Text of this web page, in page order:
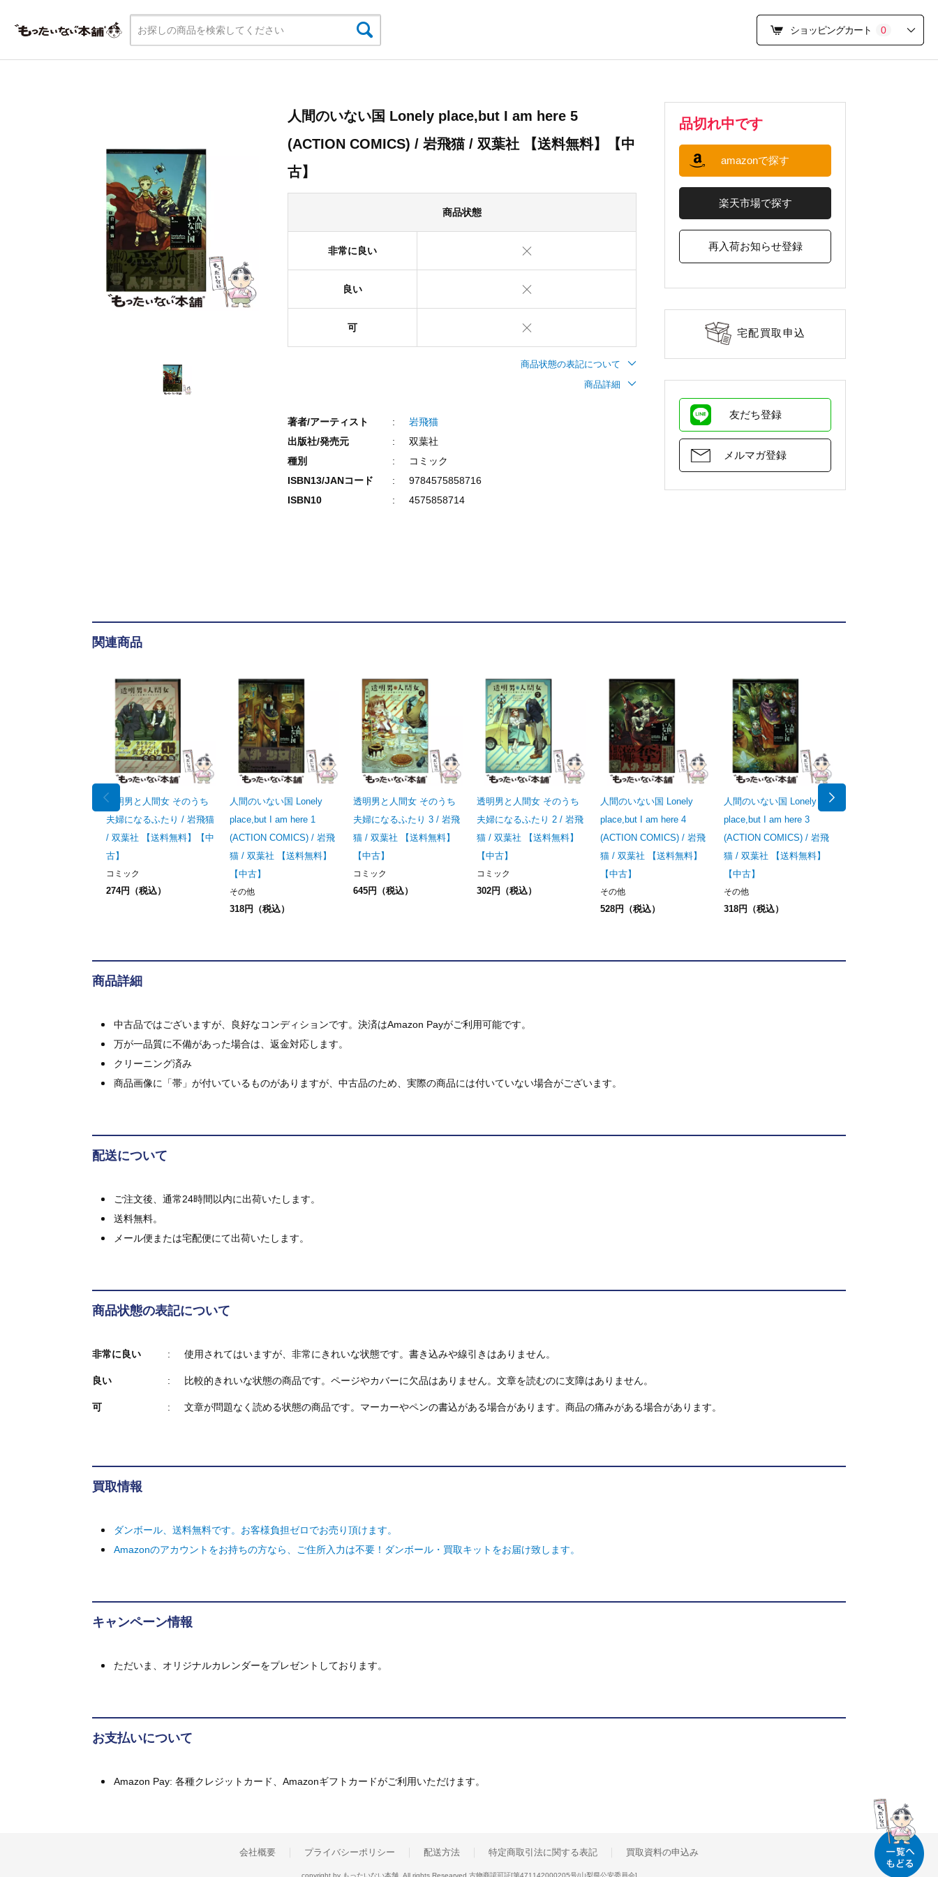
ショッピングカート 0
品切れ中です
amazonで探す
楽天市場で探す
再入荷お知らせ登録
宅配買取申込
友だち登録
メルマガ登録
人間のいない国 Lonely place,but I am here 5
(ACTION COMICS) / 岩飛猫 / 双葉社 【送料無料】【中
古】
商品状態
非常に良い
良い
可
商品状態の表記について
商品詳細
著者/アーティスト
岩飛猫
出版社/発売元
双葉社
種別
コミック
ISBN13/JANコード
9784575858716
ISBN10
4575858714
関連商品
透明男と人間女 そのうち
夫婦になるふたり / 岩飛猫
/ 双葉社 【送料無料】【中
古】
コミック
274円（税込）
人間のいない国 Lonely
place,but I am here 1
(ACTION COMICS) / 岩飛
猫 / 双葉社 【送料無料】
【中古】
その他
318円（税込）
透明男と人間女 そのうち
夫婦になるふたり 3 / 岩飛
猫 / 双葉社 【送料無料】
【中古】
コミック
645円（税込）
透明男と人間女 そのうち
夫婦になるふたり 2 / 岩飛
猫 / 双葉社 【送料無料】
【中古】
コミック
302円（税込）
人間のいない国 Lonely
place,but I am here 4
(ACTION COMICS) / 岩飛
猫 / 双葉社 【送料無料】
【中古】
その他
528円（税込）
人間のいない国 Lonely
place,but I am here 3
(ACTION COMICS) / 岩飛
猫 / 双葉社 【送料無料】
【中古】
その他
318円（税込）
商品詳細
中古品ではございますが、良好なコンディションです。決済はAmazon Payがご利用可能です。
万が一品質に不備があった場合は、返金対応します。
クリーニング済み
商品画像に「帯」が付いているものがありますが、中古品のため、実際の商品には付いていない場合がございます。
配送について
ご注文後、通常24時間以内に出荷いたします。
送料無料。
メール便または宅配便にて出荷いたします。
商品状態の表記について
非常に良い 使用されてはいますが、非常にきれいな状態です。書き込みや線引きはありません。
良い 比較的きれいな状態の商品です。ページやカバーに欠品はありません。文章を読むのに支障はありません。
可 文章が問題なく読める状態の商品です。マーカーやペンの書込がある場合があります。商品の痛みがある場合があります。
買取情報
ダンボール、送料無料です。お客様負担ゼロでお売り頂けます。
Amazonのアカウントをお持ちの方なら、ご住所入力は不要！ダンボール・買取キットをお届け致します。
キャンペーン情報
ただいま、オリジナルカレンダーをプレゼントしております。
お支払いについて
Amazon Pay: 各種クレジットカード、Amazonギフトカードがご利用いただけます。
会社概要 プライバシーポリシー 配送方法 特定商取引法に関する表記 買取資料の申込み
copyright by もったいない本舗. All rights Researved. 古物商認可証[第471142000205号/山梨県公安委員会]